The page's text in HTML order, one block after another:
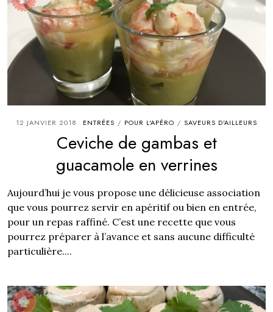
12 JANVIER 2018 ENTRÉES / POUR L'APÉRO / SAVEURS D'AILLEURS
Ceviche de gambas et
guacamole en verrines
Aujourd’hui je vous propose une délicieuse association
que vous pourrez servir en apéritif ou bien en entrée,
pour un repas raffiné. C’est une recette que vous
pourrez préparer à l’avance et sans aucune difficulté
particulière....